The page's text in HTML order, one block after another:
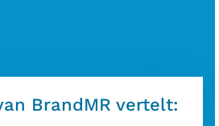
BrandMR vertelt: